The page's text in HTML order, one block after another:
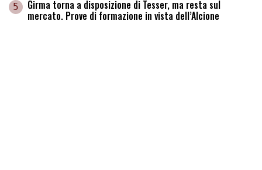
5 Girma torna a disposizione di Tesser, ma resta sul
mercato. Prove di formazione in vista dell’Alcione